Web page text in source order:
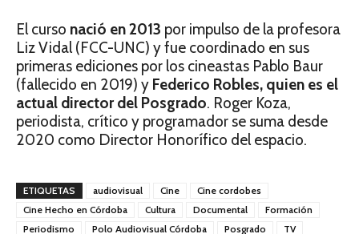
El curso nació en 2013 por impulso de la profesora
Liz Vidal (FCC-UNC) y fue coordinado en sus
primeras ediciones por los cineastas Pablo Baur
(fallecido en 2019) y Federico Robles, quien es el
actual director del Posgrado. Roger Koza,
periodista, crítico y programador se suma desde
2020 como Director Honorífico del espacio.
ETIQUETAS audiovisual Cine
Cine cordobes
Cine Hecho en Córdoba
Cultura Documental
Formación
Periodismo
Polo Audiovisual Córdoba Posgrado
TV